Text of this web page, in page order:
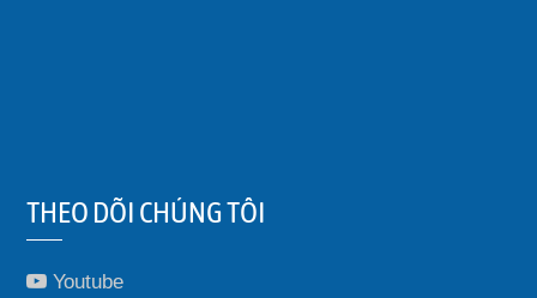
THEO DÕI CHÚNG TÔI
Youtube